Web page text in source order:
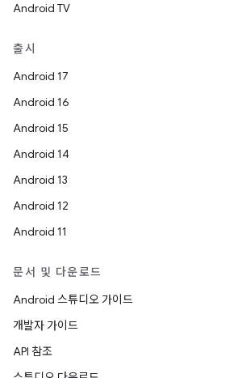
Android TV
출시
Android 17
Android 16
Android 15
Android 14
Android 13
Android 12
Android 11
문서 및 다운로드
Android 스튜디오 가이드
개발자 가이드
API 참조